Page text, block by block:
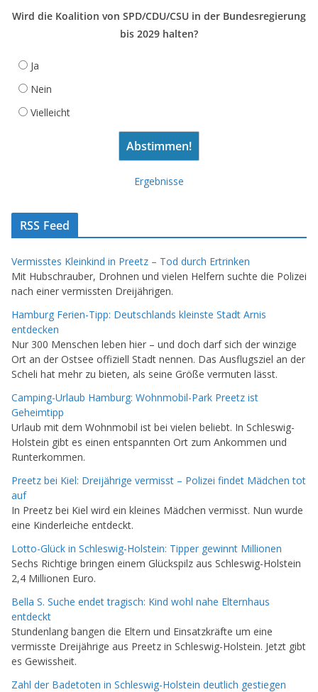
Wird die Koalition von SPD/CDU/CSU in der Bundesregierung
bis 2029 halten?
Ja
Nein
Vielleicht
Ergebnisse
RSS Feed
Vermisstes Kleinkind in Preetz – Tod durch Ertrinken
Mit Hubschrauber, Drohnen und vielen Helfern suchte die Polizei
nach einer vermissten Dreijährigen.
Hamburg Ferien-Tipp: Deutschlands kleinste Stadt Arnis
entdecken
Nur 300 Menschen leben hier – und doch darf sich der winzige
Ort an der Ostsee offiziell Stadt nennen. Das Ausflugsziel an der
Scheli hat mehr zu bieten, als seine Größe vermuten lässt.
Camping-Urlaub Hamburg: Wohnmobil-Park Preetz ist
Geheimtipp
Urlaub mit dem Wohnmobil ist bei vielen beliebt. In Schleswig-
Holstein gibt es einen entspannten Ort zum Ankommen und
Runterkommen.
Preetz bei Kiel: Dreijährige vermisst – Polizei findet Mädchen tot
auf
In Preetz bei Kiel wird ein kleines Mädchen vermisst. Nun wurde
eine Kinderleiche entdeckt.
Lotto-Glück in Schleswig-Holstein: Tipper gewinnt Millionen
Sechs Richtige bringen einem Glückspilz aus Schleswig-Holstein
2,4 Millionen Euro.
Bella S. Suche endet tragisch: Kind wohl nahe Elternhaus
entdeckt
Stundenlang bangen die Eltern und Einsatzkräfte um eine
vermisste Dreijährige aus Preetz in Schleswig-Holstein. Jetzt gibt
es Gewissheit.
Zahl der Badetoten in Schleswig-Holstein deutlich gestiegen